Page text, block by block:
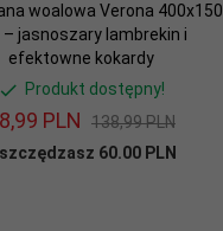
woalowa Verona 400x150
– jasnoszary lambrekin i
efektowne kokardy
Produkt dostępny!
99 PLN
138,99 PLN
60.00 PLN